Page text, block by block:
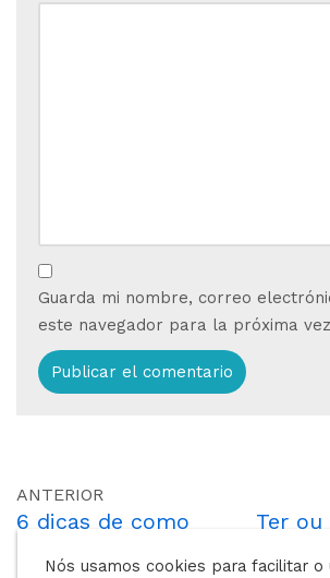
Guarda mi nombre, correo
este navegador para la próxima
ANTERIOR
6 dicas de como
Ter
Nós usamos cookies para facilitar